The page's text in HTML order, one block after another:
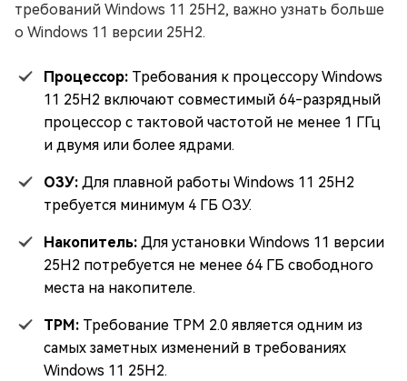
требований Windows 11 25H2, важно узнать больше
о Windows 11 версии 25H2.
Процессор: Требования к процессору Windows
11 25H2 включают совместимый 64-разрядный
процессор с тактовой частотой не менее 1 ГГц
и двумя или более ядрами.
ОЗУ: Для плавной работы Windows 11 25H2
требуется минимум 4 ГБ ОЗУ.
Накопитель: Для установки Windows 11 версии
25H2 потребуется не менее 64 ГБ свободного
места на накопителе.
TPM: Требование TPM 2.0 является одним из
самых заметных изменений в требованиях
Windows 11 25H2.